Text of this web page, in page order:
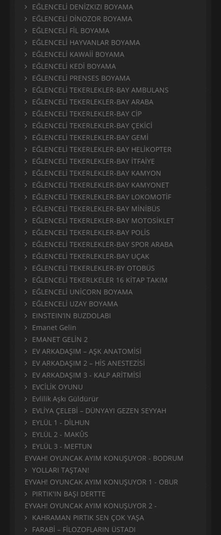
EĞLENCELİ DENİZKIZI BOYAMA
EĞLENCELİ DİNOZOR BOYAMA
EĞLENCELİ FİL BOYAMA
EĞLENCELİ HAYVANLAR BOYAMA
EĞLENCELİ KAWAİİ BOYAMA
EĞLENCELİ KEDİ BOYAMA
EĞLENCELİ PRENSES BOYAMA
EĞLENCELİ TEKERLEKLER-BAY AMBULANS
EĞLENCELİ TEKERLEKLER-BAY ARABA
EĞLENCELİ TEKERLEKLER-BAY CİP
EĞLENCELİ TEKERLEKLER-BAY ÇEKİCİ
EĞLENCELİ TEKERLEKLER-BAY GEMİ
EĞLENCELİ TEKERLEKLER-BAY HELİKOPTER
EĞLENCELİ TEKERLEKLER-BAY İTFAİYE
EĞLENCELİ TEKERLEKLER-BAY KAMYON
EĞLENCELİ TEKERLEKLER-BAY KAMYONET
EĞLENCELİ TEKERLEKLER-BAY LOKOMOTİF
EĞLENCELİ TEKERLEKLER-BAY MİNİBÜS
EĞLENCELİ TEKERLEKLER-BAY MOTOSİKLET
EĞLENCELİ TEKERLEKLER-BAY POLİS
EĞLENCELİ TEKERLEKLER-BAY SPOR ARABA
EĞLENCELİ TEKERLEKLER-BAY UÇAK
EĞLENCELİ TEKERLEKLER-BY OTOBÜS
EĞLENCELİ TEKERLKELER 16 KİTAP TAKIM
EĞLENCELİ UNİCORN BOYAMA
EĞLENCELİ UZAY BOYAMA
EINSTEIN’IN BUZDOLABI
Emanet Gelin
EMANET GELİN 2
EV ARKADAŞIM – AŞK ANATOMİSİ
EV ARKADAŞIM 2 – HİS ANESTEZİSİ
EV ARKADAŞIM 3 - KALP ARİTMİSİ
EVCİLİK OYUNU
Evlilik Aşkı Güldürür
EVLİYA ÇELEBİ – DÜNYAYI GEZEN SEYYAH
EYLÜL 1 - DİLHUN
EYLÜL 2 - MAKÛS
EYLÜL 3 - MEFTUN
EYVAH! OYUNCAK AYIM KONUŞUYOR - BODRUM
YOLLARI TAŞTAN!
EYVAH! OYUNCAK AYIM KONUŞUYOR 1 - OBUR
PIRTIK'IN BAŞI DERTTE
EYVAH! OYUNCAK AYIM KONUŞUYOR 2 -
KAHRAMAN PIRTIK SEN ÇOK YAŞA
FARABİ – FİLOZOFLARIN ÜSTADI